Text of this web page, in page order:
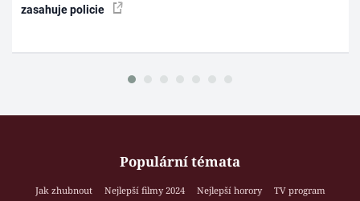
zasahuje policie
Populární témata
Jak zhubnout Nejlepší filmy 2024 Nejlepší horory
TV program